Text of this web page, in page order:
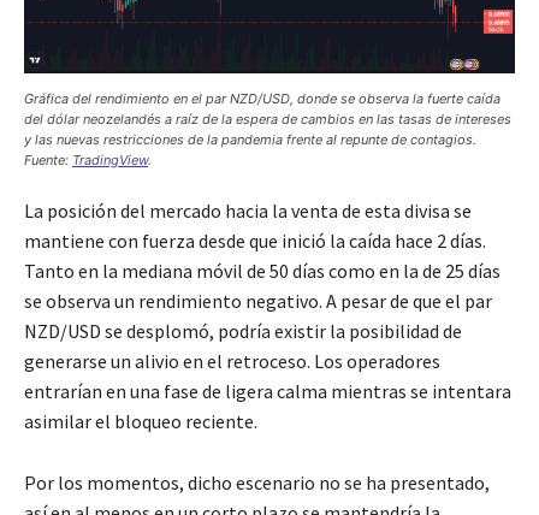
Gráfica del rendimiento en el par NZD/USD, donde se observa la fuerte caída
del dólar neozelandés a raíz de la espera de cambios en las tasas de intereses
y las nuevas restricciones de la pandemia frente al repunte de contagios.
Fuente: TradingView.
La posición del mercado hacia la venta de esta divisa se
mantiene con fuerza desde que inició la caída hace 2 días.
Tanto en la mediana móvil de 50 días como en la de 25 días
se observa un rendimiento negativo. A pesar de que el par
NZD/USD se desplomó, podría existir la posibilidad de
generarse un alivio en el retroceso. Los operadores
entrarían en una fase de ligera calma mientras se intentara
asimilar el bloqueo reciente.
Por los momentos, dicho escenario no se ha presentado,